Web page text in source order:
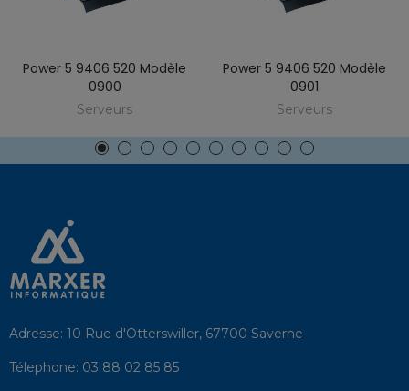
Power 5 9406 520 Modèle
0900
Serveurs
Power 5 9406 520 Modèle
0901
Serveurs
Adresse: 10 Rue d'Otterswiller, 67700 Saverne
Télephone: 03 88 02 85 85